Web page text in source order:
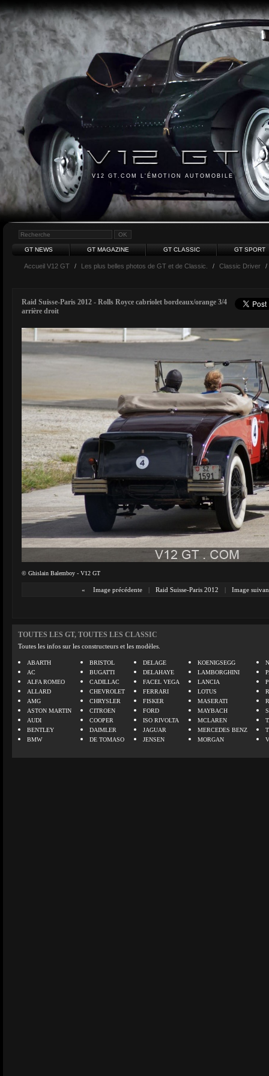
V12 GT.COM L'ÉMOTION AUTOMOBILE
GT NEWS GT MAGAZINE GT CLASSIC GT SPORT
Accueil V12 GT / Les plus belles photos de GT et de Classic. / Classic Driver /
Raid Suisse-Paris 2012 - Rolls Royce cabriolet bordeaux/orange 3/4
arrière droit
© Ghislain Balemboy - V12 GT
« Image précédente | Raid Suisse-Paris 2012 | Image
TOUTES LES GT, TOUTES LES CLASSIC
Toutes les infos sur les constructeurs et les modèles.
ABARTH
AC
ALFA ROMEO
ALLARD
AMG
ASTON MARTIN
AUDI
BENTLEY
BMW
BRISTOL
BUGATTI
CADILLAC
CHEVROLET
CHRYSLER
CITROEN
COOPER
DAIMLER
DE TOMASO
DELAGE
DELAHAYE
FACEL VEGA
FERRARI
FISKER
FORD
ISO RIVOLTA
JAGUAR
JENSEN
KOENIGSEGG
LAMBORGHINI
LANCIA
LOTUS
MASERATI
MAYBACH
MCLAREN
MERCEDES BENZ
MORGAN